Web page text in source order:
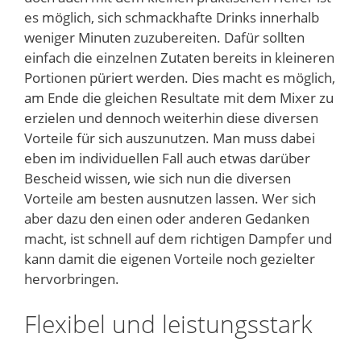
es möglich, sich schmackhafte Drinks innerhalb
weniger Minuten zuzubereiten. Dafür sollten
einfach die einzelnen Zutaten bereits in kleineren
Portionen püriert werden. Dies macht es möglich,
am Ende die gleichen Resultate mit dem Mixer zu
erzielen und dennoch weiterhin diese diversen
Vorteile für sich auszunutzen. Man muss dabei
eben im individuellen Fall auch etwas darüber
Bescheid wissen, wie sich nun die diversen
Vorteile am besten ausnutzen lassen. Wer sich
aber dazu den einen oder anderen Gedanken
macht, ist schnell auf dem richtigen Dampfer und
kann damit die eigenen Vorteile noch gezielter
hervorbringen.
Flexibel und leistungsstark